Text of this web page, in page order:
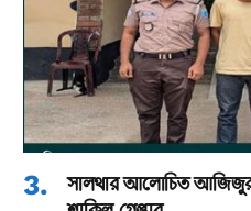
সালথার আলোচিত আজিজুর